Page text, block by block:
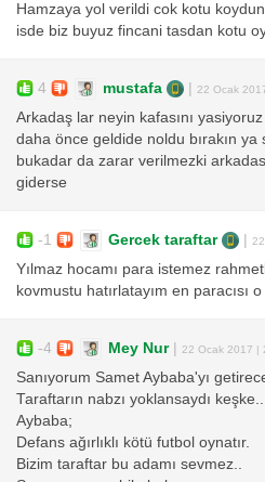
Hamzaya yol verildi cok kotu
isde biz buyuz fincani tasdan kotu
4 mustafa 22 Ocak
Arkadaş lar neyin kafasını
daha önce geldide noldu bırakın ya
bukadar da zarar verilmezki
giderse
-1 Gercek taraftar
Yılmaz hocamı para istemez
kovmustu hatırlatayım en paracısı
-4 Mey Nur| 22 Ocak 2017 |
Sanıyorum Samet Aybaba'yı
Taraftarın nabzı yoklansaydı keşke..
Aybaba;
Defans ağırlıklı kötü futbol oynatır.
Bizim taraftar bu adamı sevmez..